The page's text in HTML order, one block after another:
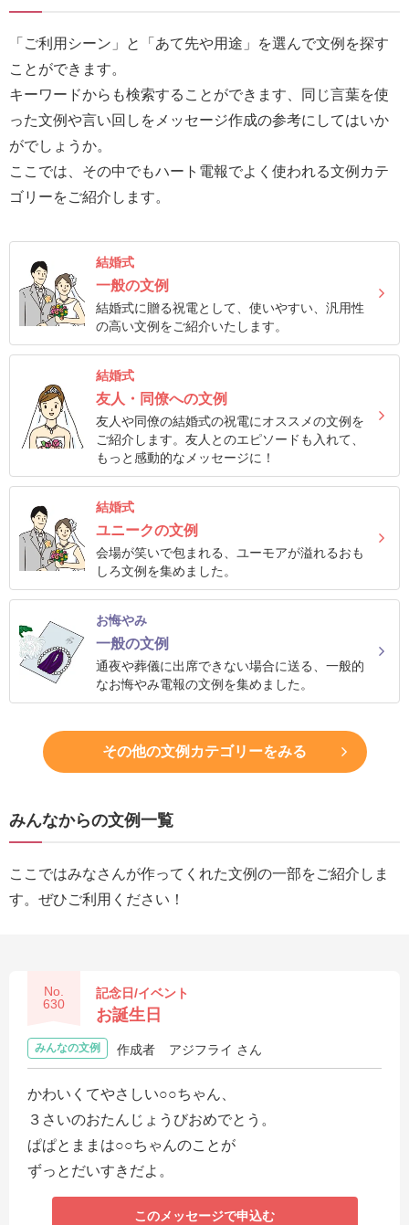
マ
ニ
ュ
ア
ル・
Q&A
ん
文
集
婚
る
電
報-
Tips
み
送
電
報-
会
向
け
サ
ー
「ご利用シーン」と「あて先や用途」を選んで文例を探す
ことができます。
キーワードからも検索することができます、同じ言葉を使
った文例や言い回しをメッセージ作成の参考にしてはいか
がでしょうか。
ここでは、その中でもハート電報でよく使われる文例カテ
ゴリーをご紹介します。
結婚式
一般の文例
結婚式に贈る祝電として、使いやすい、汎用性
の高い文例をご紹介いたします。
結婚式
友人・同僚への文例
友人や同僚の結婚式の祝電にオススメの文例を
ご紹介します。友人とのエピソードも入れて、
もっと感動的なメッセージに！
結婚式
ユニークの文例
会場が笑いで包まれる、ユーモアが溢れるおも
しろ文例を集めました。
お悔やみ
一般の文例
通夜や葬儀に出席できない場合に送る、一般的
なお悔やみ電報の文例を集めました。
その他の文例カテゴリーをみる
みんなからの文例一覧
ここではみなさんが作ってくれた文例の一部をご紹介しま
す。ぜひご利用ください！
No.
630
記念日/イベント
お誕生日
みんなの文例 作成者 アジフライ さん
かわいくてやさしい○○ちゃん、
３さいのおたんじょうびおめでとう。
ぱぱとままは○○ちゃんのことが
ずっとだいすきだよ。
このメッセージで申込む